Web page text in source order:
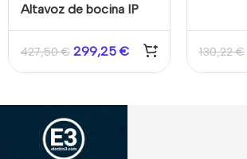
Altavoz de bocina IP
427,50€ 299,25 € 130,22€